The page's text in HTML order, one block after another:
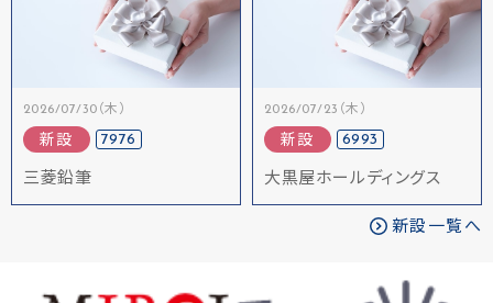
2026/07/30（木）
新設 7976
三菱鉛筆
2026/07/23（木）
新設 6993
大黒屋ホールディングス
新設一覧へ